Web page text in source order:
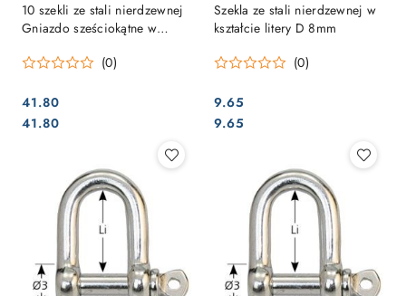
10 szekli ze stali nierdzewnej
Gniazdo sześciokątne w
(0)
Cena:
41.80
Cena:
41.80
Szekla ze stali nierdzewnej w
kształcie litery D 8mm
(0)
Cena:
9.65
Cena:
9.65